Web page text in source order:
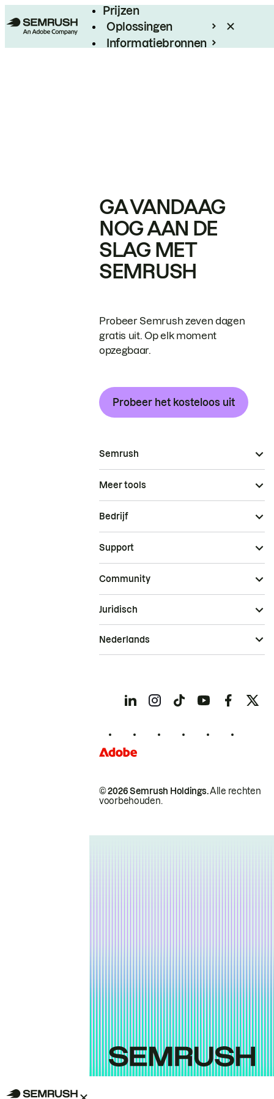
Prijzen
Oplossingen
Informatiebronnen
GA VANDAAG
NOG AAN DE
SLAG MET
SEMRUSH
Probeer Semrush zeven dagen
gratis uit. Op elk moment
opzegbaar.
Probeer het kosteloos uit
Semrush
Meer tools
Bedrijf
Support
Community
© 2026 Semrush Holdings.Alle rechten
voorbehouden.
Juridisch
Nederlands